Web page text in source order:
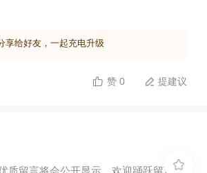
模，解决多重共线性、稀疏性及噪声
解寻找最大方差方向以提取主成分；
布，但 LDA 受类别数限制且依赖
则是连接技术与业务的关键，通过图
享给好友，一起充电升级
 赞 0  提建议
质留言将会公开显示，欢迎踊跃留言。
